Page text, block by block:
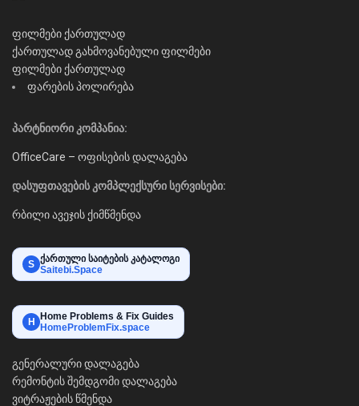
ფილმები ქართულად
ქართულად გახმოვანებული ფილმები
ფილმები ქართულად
ფარების პოლირება
პარტნიორი კომპანია:
OfficeCare – ოფისების დალაგება
დასუფთავების კომპლექსური სერვისები:
რბილი ავეჯის ქიმწმენდა
S ქართული საიტების კატალოგი
Saitebi.Space
H Home Problems & Fix Guides
HomeProblemFix.space
გენერალური დალაგება
რემონტის შემდგომი დალაგება
ვიტრაჟების წმენდა